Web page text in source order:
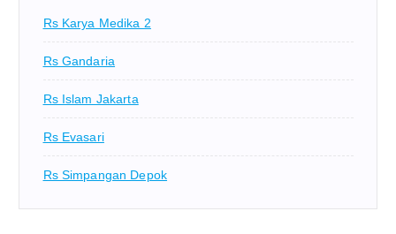
Rs Karya Medika 2
Rs Gandaria
Rs Islam Jakarta
Rs Evasari
Rs Simpangan Depok